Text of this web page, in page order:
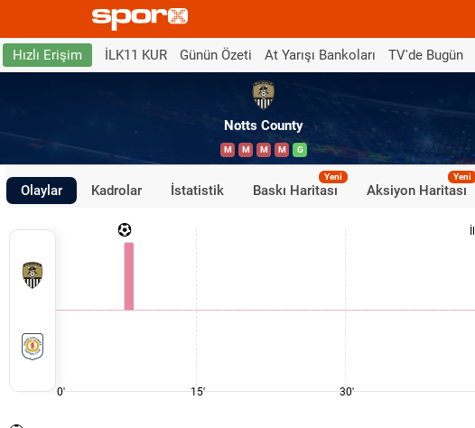
Hızlı Erişim İLK11 KUR Günün Özeti At Yarışı Bankoları TV'de Bugün
Notts County
M M M M G
Olaylar Kadrolar İstatistik Baskı Haritası
Yeni
Aksiyon Haritası
Yeni
0' 15' 30'